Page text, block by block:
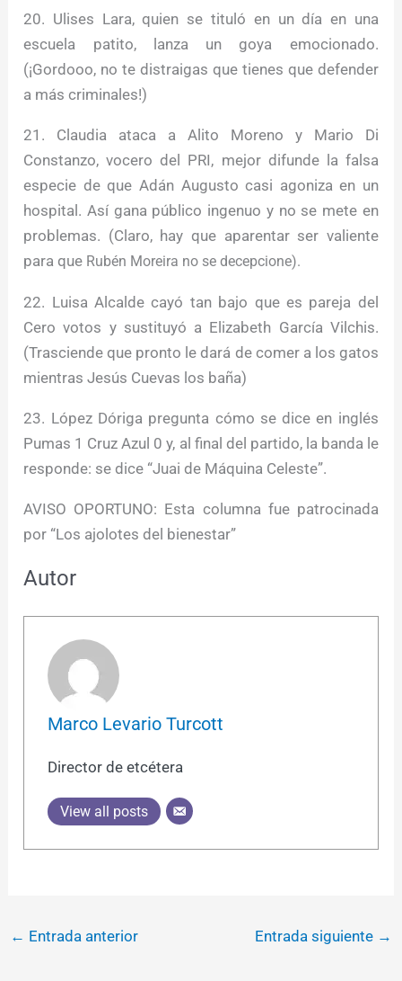
20. Ulises Lara, quien se tituló en un día en una
escuela patito, lanza un goya emocionado.
(¡Gordooo, no te distraigas que tienes que defender
a más criminales!)
21. Claudia ataca a Alito Moreno y Mario Di
Constanzo, vocero del PRI, mejor difunde la falsa
especie de que Adán Augusto casi agoniza en un
hospital. Así gana público ingenuo y no se mete en
problemas. (Claro, hay que aparentar ser valiente
para que Rubén Moreira no se decepcione).
22. Luisa Alcalde cayó tan bajo que es pareja del
Cero votos y sustituyó a Elizabeth García Vilchis.
(Trasciende que pronto le dará de comer a los gatos
mientras Jesús Cuevas los baña)
23. López Dóriga pregunta cómo se dice en inglés
Pumas 1 Cruz Azul 0 y, al final del partido, la banda le
responde: se dice “Juai de Máquina Celeste”.
AVISO OPORTUNO: Esta columna fue patrocinada
por “Los ajolotes del bienestar”
Autor
Marco Levario Turcott
Director de etcétera
View all posts
← Entrada anterior Entrada siguiente →